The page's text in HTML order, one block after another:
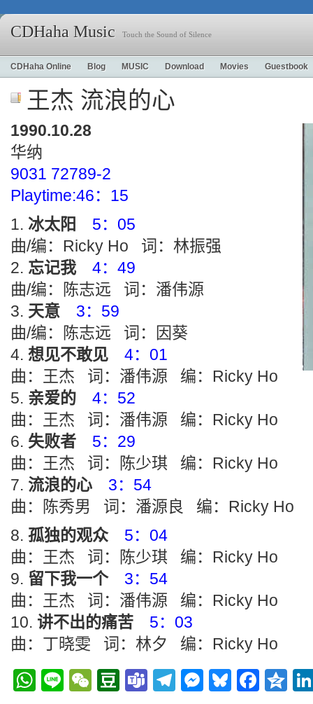
CDHaha Music Touch the Sound of Silence
CDHaha Online Blog MUSIC Download Movies Guestbook
王杰 流浪的心
1990.10.28
华纳
9031 72789-2
Playtime:46：15
冰太阳
5：05
曲/编：Ricky Ho 词：林振强
忘记我
4：49
曲/编：陈志远 词：潘伟源
天意
3：59
曲/编：陈志远 词：因葵
想见不敢见
4：01
曲：王杰 词：潘伟源 编：Ricky Ho
亲爱的
4：52
曲：王杰 词：潘伟源 编：Ricky Ho
失败者
5：29
曲：王杰 词：陈少琪 编：Ricky Ho
流浪的心
3：54
曲：陈秀男 词：潘源良 编：Ricky Ho
孤独的观众
5：04
曲：王杰 词：陈少琪 编：Ricky Ho
留下我一个
3：54
曲：王杰 词：潘伟源 编：Ricky Ho
讲不出的痛苦
5：03
曲：丁晓雯 词：林夕 编：Ricky Ho
WhatsApp
LineWeChat
Douban
TeamsTelegramBluesky